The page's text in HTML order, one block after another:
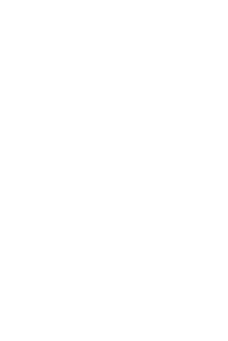
et trykhedsproblem!!!
fokusering på problemerne. Der blev
af indbrud i løbet af et par timer, går
er en god ting og det er effektivt at
SMS‐er.